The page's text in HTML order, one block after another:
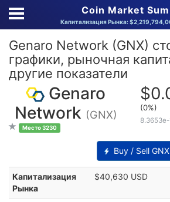
Coin Market Sum
Капитализация Рынка:
Genaro Network (GNX)
графики, рыночная
другие показатели
Genaro
Network (GNX)
Место 3230
(0%)
Buy / Sell
Капитализация
Рынка
$40,630 USD